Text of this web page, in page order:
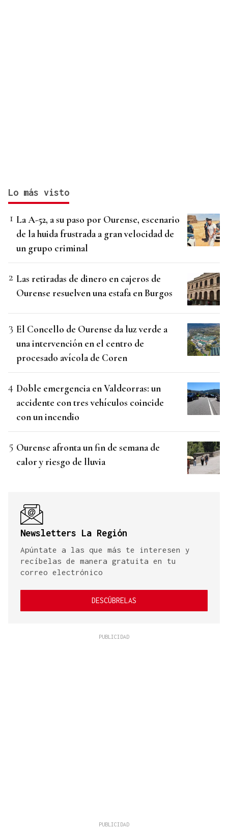
Lo más visto
La A-52, a su paso por Ourense, escenario
de la huida frustrada a gran velocidad de
un grupo criminal
Las retiradas de dinero en cajeros de
Ourense resuelven una estafa en Burgos
El Concello de Ourense da luz verde a
una intervención en el centro de
procesado avícola de Coren
Doble emergencia en Valdeorras: un
accidente con tres vehículos coincide
con un incendio
Ourense afronta un fin de semana de
calor y riesgo de lluvia
Newsletters La Región
Apúntate a las que más te interesen y
recíbelas de manera gratuita en tu
correo electrónico
DESCÚBRELAS